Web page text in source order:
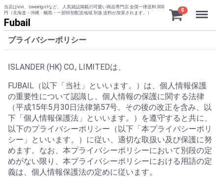
当店はvivi、sweetgirlなど、 人気雑誌掲載の可愛い商品専門店 全国一律送料:300
円（北海道・沖縄・離島・一部特別配送地域 別途 送料が加算されます。）
Fubail
0 Menu
プライバシーポリシー
ISLANDER (HK) CO., LIMITEDは、
FUBAIL（以下「当社」といいます。）は、個人情報保護
の重要性について認識し、個人情報の保護に関する法律
（平成15年5月30日法律第57号。その後の改正を含み、以
下「個人情報保護法」といいます。）を遵守すると共に、
以下のプライバシーポリシー（以下「本プライバシーポリ
シー」といいます。）に従い、適切な取扱い及び保護に努
めます。なお、本プライバシーポリシーにおいて別段の定
めがない限り、本プライバシーポリシーにおける用語の定
義は、個人情報保護法の定めに従います。